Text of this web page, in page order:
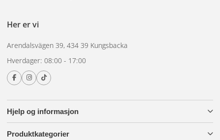
IP-klassifisering og
vannmotstand
Nummerskiltlysene er plassert bak på kjøretøyet og
utsettes for regn, snø, veisalt og spyling. Velg alltid en lykt
med minst IP67 – dette betyr at den tåler fullt støv og
midlertidig nedsenking i vann. For kjøretøy som ofte vaskes
med høytrykksspyler anbefales IP69K.
Hjelp og informasjon
Produktkategorier
Her er vi
Arendalsvägen 39, 434 39 Kungsbacka
Hverdager: 08:00 - 17:00